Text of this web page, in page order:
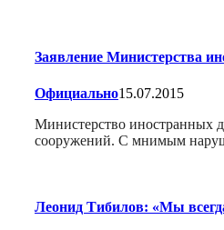
Заявление Министерства
Официально15.07.2015
Министерство иностранных
сооружений. С мнимым
Леонид Тибилов: «Мы